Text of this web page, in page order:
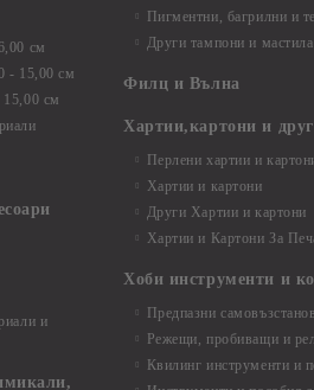
см
- 15,00 см
см
и
Пигментни, багрилни и
Други тампони и мастила
Филц и Вълна
Хартии,картони и
Перлени хартии и
Хартии и картони
Други Хартии и картони
Хартии и Картони За
Хоби инструменти и
Предпазни
Режещи, пробиващи и
Квилинг инструменти и